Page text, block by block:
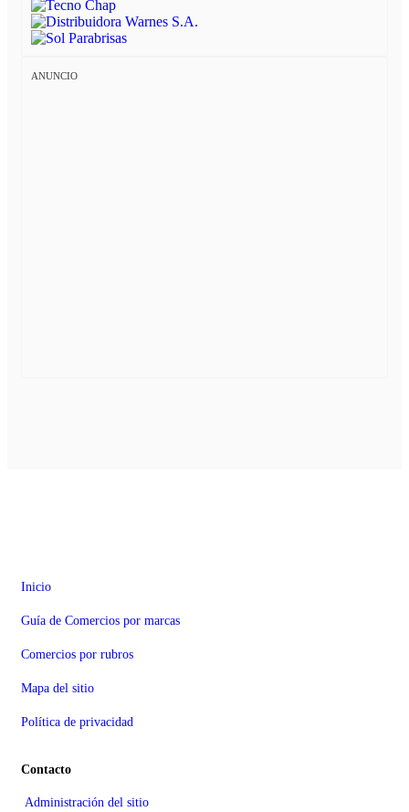
ANUNCIO
Inicio
Guía de Comercios por marcas
Comercios por rubros
Mapa del sitio
Política de privacidad
Contacto
Administración del sitio